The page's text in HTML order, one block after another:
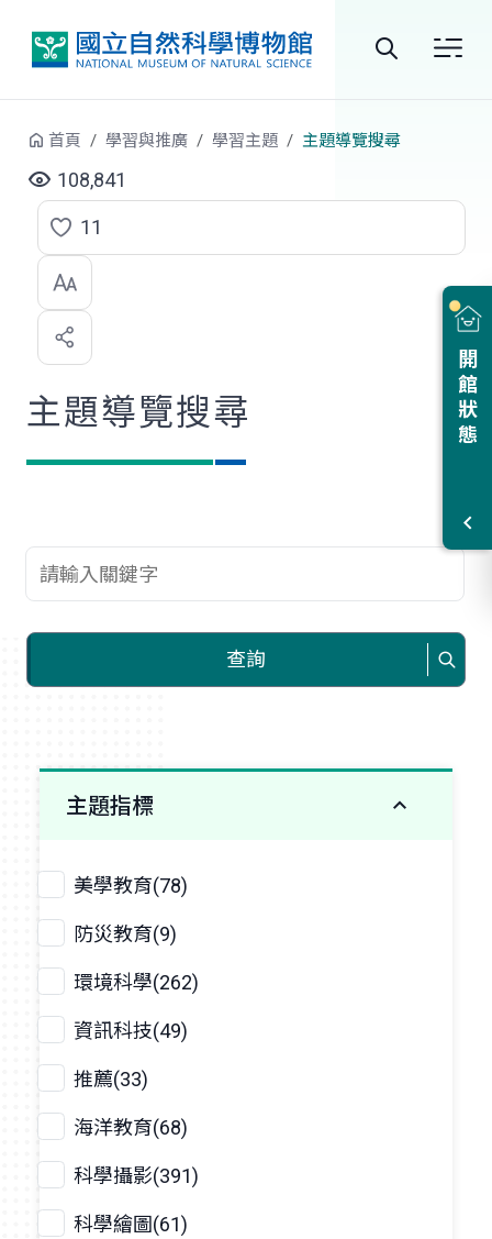
站
尋
開館狀態
首頁 學習與推廣 學習主題 主題導覽搜尋
108,841
點
選
喜
歡
11
主題導覽搜尋
查詢關鍵字
查詢
主題指標
美學教育(78)
防災教育(9)
環境科學(262)
資訊科技(49)
推薦(33)
海洋教育(68)
科學攝影(391)
科學繪圖(61)